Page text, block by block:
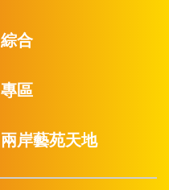
綜合
專區
兩岸藝苑天地